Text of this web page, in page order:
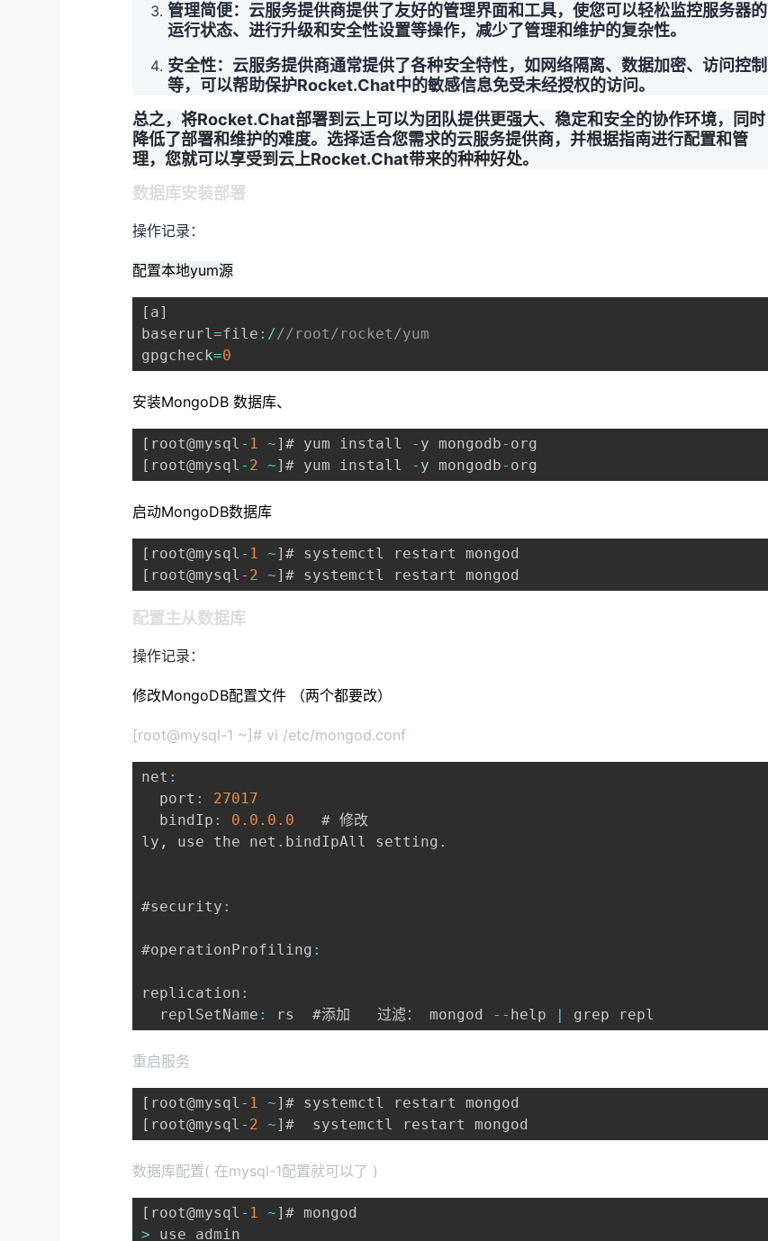
管理简便：云服务提供商提供了友好的管理界面和工具，使您可以轻松监控服务器的
运行状态、进行升级和安全性设置等操作，减少了管理和维护的复杂性。
安全性：云服务提供商通常提供了各种安全特性，如网络隔离、数据加密、访问控制
等，可以帮助保护Rocket.Chat中的敏感信息免受未经授权的访问。
总之，将Rocket.Chat部署到云上可以为团队提供更强大、稳定和安全的协作环境，同时
降低了部署和维护的难度。选择适合您需求的云服务提供商，并根据指南进行配置和管
理，您就可以享受到云上Rocket.Chat带来的种种好处。
数据库安装部署
操作记录：
配置本地yum源
[ a]
baserurl=file : ///root/rocket/yum
gpgcheck=0
安装MongoDB 数据库、
[ root@mysql - 1 ~]# yum install - y mongodb-
[ root@mysql - 2 ~]# yum install - y mongodb- org
启动MongoDB数据库
[ root@mysql - 1 ~]
[ root@mysql - 2 ~]# systemctl restart mongod
配置主从数据库
操作记录：
修改MongoDB配置文件 （两个都要改）
[root@mysql-1 ~]# vi /etc/mongod.conf
net :
  port
:
27017
  bindIp
: 0.0 .0 .0
   # 修改
ly , use the net . bindIpAll setting .
#security :
#operationProfiling :
replication :
  replSetName
: rs  #添加   过滤： mongod -- help | grep repl
重启服务
[ root@mysql - 1 ~]
[ root@mysql - 2 ~]#  systemctl restart mongod
数据库配置( 在mysql-1配置就可以了 )
[ root@mysql - 1 ~]
> use admin